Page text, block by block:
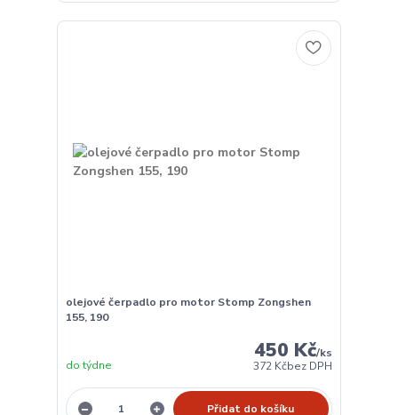
olejové čerpadlo pro motor Stomp Zongshen
155, 190
450 Kč/ks
372 Kčbez DPH
do týdne
Přidat do košíku